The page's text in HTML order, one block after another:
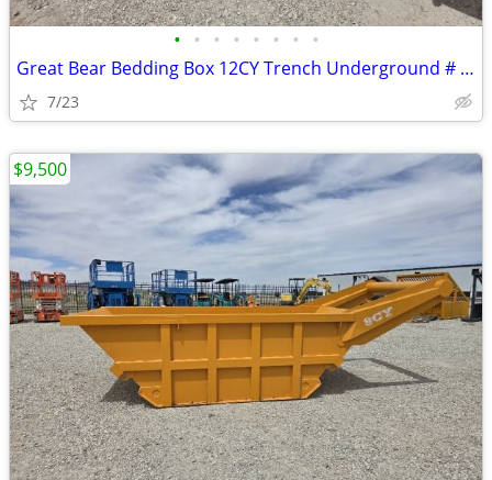
• • • • • • • •
Great Bear Bedding Box 12CY Trench Underground # 4726
7/23
$9,500